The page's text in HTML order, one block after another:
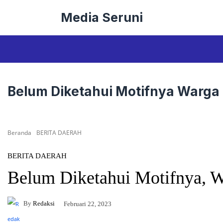
Media Seruni
Belum Diketahui Motifnya
Beranda BERITA DAERAH
BERITA DAERAH
Belum Diketahui Motifnya,
By Redaksi Februari 22, 2023